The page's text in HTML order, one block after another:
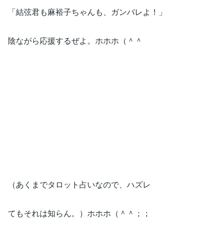
「結弦君も麻裕子ちゃんも、ガンバレよ！」
陰ながら応援するぜよ。ホホホ（＾＾
（あくまでタロット占いなので、ハズレ
てもそれは知らん。）ホホホ（＾＾；；